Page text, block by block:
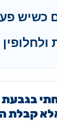
כשיש
קבלת